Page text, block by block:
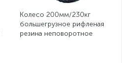
Колесо 200мм/230кг
большегрузное рифленая
резина неповоротное